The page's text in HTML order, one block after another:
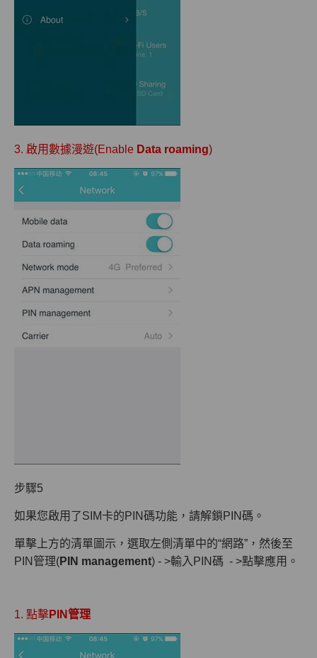
3. 啟用數據漫遊(Enable Data roaming)
步驟5
如果您啟用了SIM卡的PIN碼功能，請解鎖PIN碼。
單擊上方的清單圖示，選取左側清單中的“網路”，然後至
PIN管理(PIN management) - >輸入PIN碼 - >點擊應用。
1. 點擊PIN管理